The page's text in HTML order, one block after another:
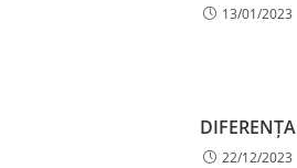
13/01/2023
DIFERENȚA
22/12/2023